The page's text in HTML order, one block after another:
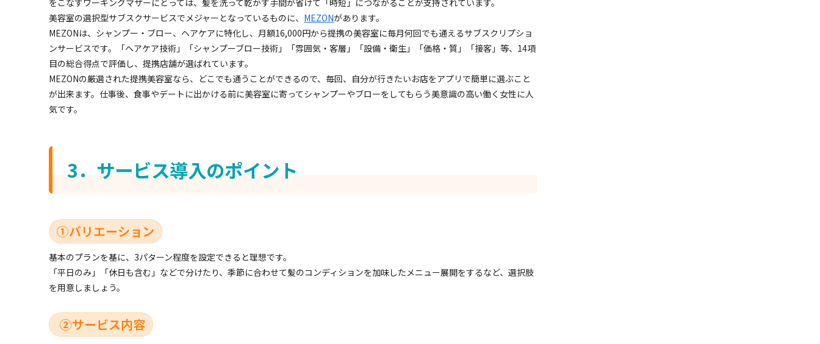
美容室の選択型サブスクサービスでメジャーとなっているものに、 MEZONがあります。
MEZONは、シャンプー・ブロー、ヘアケアに特化し、月額16,000円から提携の美容室に毎月何回でも通えるサブスクリプショ
ンサービスです。「ヘアケア技術」「シャンプーブロー技術」「雰囲気・客層」「設備・衛生」「価格・質」「接客」等、14項
目の総合得点で評価し、提携店舗が選ばれています。
MEZONの厳選された提携美容室なら、どこでも通うことができるので、毎回、自分が行きたいお店をアプリで簡単に選ぶこと
が出来ます。仕事後、食事やデートに出かける前に美容室に寄ってシャンプーやブローをしてもらう美意識の高い働く女性に人
気です。
3．サービス導入のポイント
①バリエーション
基本のプランを基に、3パターン程度を設定できると理想です。
「平日のみ」「休日も含む」などで分けたり、季節に合わせて髪のコンディションを加味したメニュー展開をするなど、選択肢
を用意しましょう。
②サービス内容